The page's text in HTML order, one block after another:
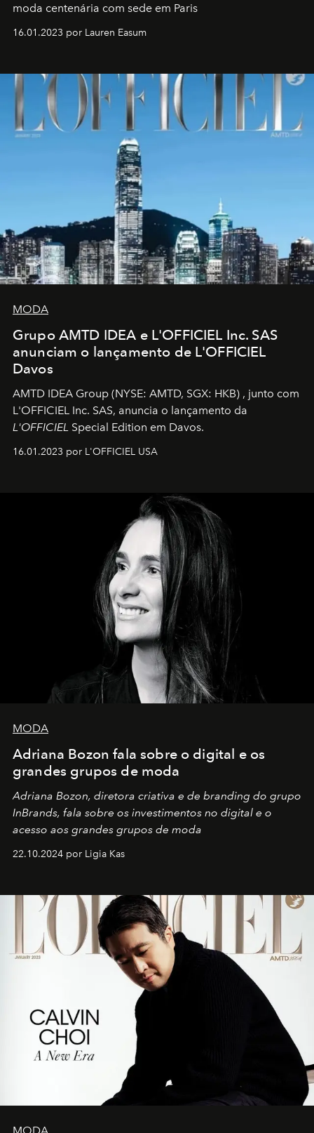
moda centenária com sede em Paris
16.01.2023 por Lauren Easum
MODA
Grupo AMTD IDEA e L'OFFICIEL Inc. SAS
anunciam o lançamento de L'OFFICIEL
Davos
AMTD IDEA Group (NYSE: AMTD, SGX: HKB) , junto com
L'OFFICIEL Inc. SAS, anuncia o lançamento da
L'OFFICIEL Special Edition em Davos.
16.01.2023 por L'OFFICIEL USA
MODA
Adriana Bozon fala sobre o digital e os
grandes grupos de moda
Adriana Bozon, diretora criativa e de branding do grupo
InBrands, fala sobre os investimentos no digital e o
acesso aos grandes grupos de moda
22.10.2024 por Ligia Kas